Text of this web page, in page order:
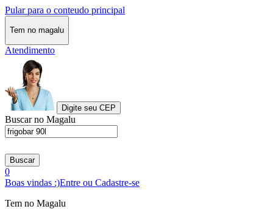
Pular para o conteudo principal
Tem no magalu
Atendimento
Digite seu CEP
Buscar no Magalu
Buscar
0
Boas vindas :)Entre ou Cadastre-se
Tem no Magalu